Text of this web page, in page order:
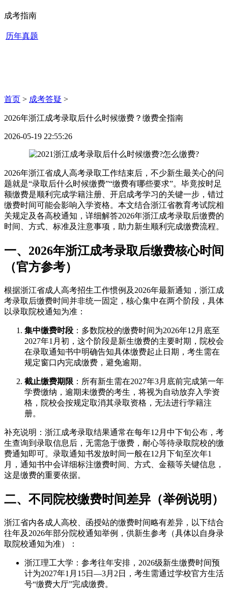
成考指南
历年真题
首页 > 成考答疑 >
2026年浙江成考录取后什么时候缴费？缴费全指南
2026-05-19 22:55:26
2026年浙江省成人高考录取工作结束后，不少新生最关心的问
题就是“录取后什么时候缴费”“缴费有哪些要求”。毕竟按时足
额缴费是顺利完成学籍注册、开启成考学习的关键一步，错过
缴费时间可能会影响入学资格。本文结合浙江省教育考试院相
关规定及各高校通知，详细解答2026年浙江成考录取后缴费的
时间、方式、标准及注意事项，助力新生顺利完成缴费流程。
一、2026年浙江成考录取后缴费核心时间
（官方参考）
根据浙江省成人高考招生工作惯例及2026年最新通知，浙江成
考录取后缴费时间并非统一固定，核心集中在两个阶段，具体
以录取院校通知为准：
集中缴费时段 ：多数院校的缴费时间为2026年12月底至
2027年1月初，这个阶段是新生缴费的主要时期，院校会
在录取通知书中明确告知具体缴费起止日期，考生需在
规定窗口内完成缴费，避免逾期。
截止缴费期限 ：所有新生需在2027年3月底前完成第一年
学费缴纳，逾期未缴费的考生，将视为自动放弃入学资
格，院校会按规定取消其录取资格，无法进行学籍注
册。
补充说明：浙江成考录取结果通常在每年12月中下旬公布，考
生查询到录取信息后，无需急于缴费，耐心等待录取院校的缴
费通知即可。录取通知书发放时间一般在12月下旬至次年1
月，通知书中会详细标注缴费时间、方式、金额等关键信息，
这是缴费的重要依据。
二、不同院校缴费时间差异（举例说明）
浙江省内各成人高校、函授站的缴费时间略有差异，以下结合
往年及2026年部分院校通知举例，供新生参考（具体以自身录
取院校通知为准）：
浙江理工大学：参考往年安排，2026级新生缴费时间预
计为2027年1月15日—3月2日，考生需通过学校官方生活
号“缴费大厅”完成缴费。